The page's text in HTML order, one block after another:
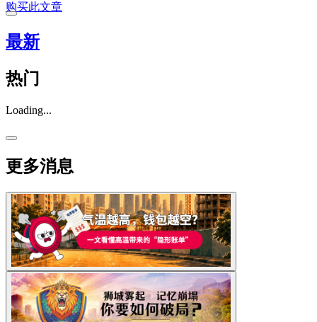
购买此文章
最新
热门
Loading...
更多消息